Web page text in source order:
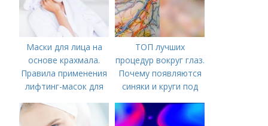
Маски для лица на
основе крахмала.
Правила применения
лифтинг-масок для
ТОП лучших
процедур вокруг глаз.
Почему появляются
синяки и круги под